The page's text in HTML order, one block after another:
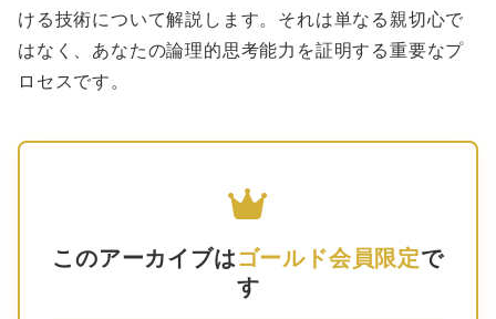
ける技術について解説します。それは単なる親切心で
はなく、あなたの論理的思考能力を証明する重要なプ
ロセスです。
このアーカイブはゴールド会員限定で
す